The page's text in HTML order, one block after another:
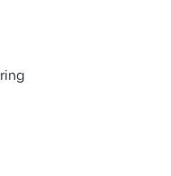
In Reply, ci
trasparente per
efficace.